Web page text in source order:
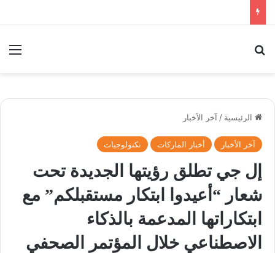
الرئيسية / آخر الأخبار
آخر الأخبار أخبار الماركات تكنولوجيات
إل جي تطلق رؤيتها الجديدة تحت
شعار “أعيدوا ابتكار مستقبلكم” مع
ابتكاراتها المدعمة بالذكاء
الاصطناعي خلال المؤتمر الصحفي